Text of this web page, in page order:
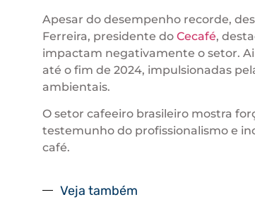
Apesar do desempenho recorde,
Ferreira, presidente do Cecafé,
impactam negativamente o setor.
até o fim de 2024, impulsionadas
ambientais.
O setor cafeeiro brasileiro mostra
testemunho do profissionalismo e
café.
Veja também